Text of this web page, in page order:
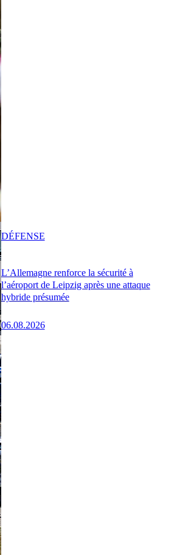
L’Allemagne renforce la sécurité à
l’aéroport de Leipzig après une attaque
hybride présumée
06.08.2026
DÉFENSE